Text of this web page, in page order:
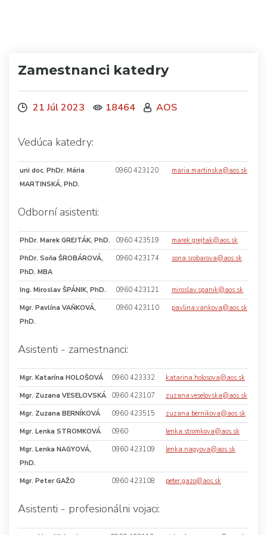
Zamestnanci katedry
21 Júl 2023 18464 AOS
Vedúca katedry:
uni doc. PhDr. Mária
MARTINSKÁ, PhD.
0960 423120 maria.martinska@aos.sk
Odborní asistenti:
PhDr. Marek GREJTÁK, PhD. 0960 423519
marek.grejtak@aos.sk
PhDr. Soňa ŠROBÁROVÁ,
PhD. MBA
0960 423174 sona.srobarova@aos.sk
Ing. Miroslav ŠPÁNIK, PhD. 0960 423121
miroslav.spanik@aos.sk
Mgr. Pavlína VAŇKOVÁ,
PhD.
0960 423110 pavlina.vankova@aos.sk
Asistenti - zamestnanci:
Mgr. Katarína HOLOŠOVÁ 0960 423332
katarina.holosova@aos.sk
Mgr. Zuzana VESELOVSKÁ
0960 423107
zuzana.veselovska@aos.sk
Mgr. Zuzana BERNÍKOVÁ
0960 423515
zuzana.bernikova@aos.sk
Mgr. Lenka STROMKOVÁ
0960
lenka.stromkova@aos.sk
Mgr. Lenka NAGYOVÁ,
PhD.
0960 423109 lenka.nagyova@aos.sk
Mgr. Peter GAŽO 0960 423108 peter.gazo@aos.sk
Asistenti - profesionálni vojaci: